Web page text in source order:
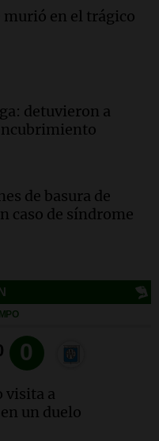
nuevos
de vino
para la gran
rural de
en el
por derrame de
frío extremo
de la décima
murió en el trágico
detuvieron a
de basura de
caso de síndrome
visita a
un duelo